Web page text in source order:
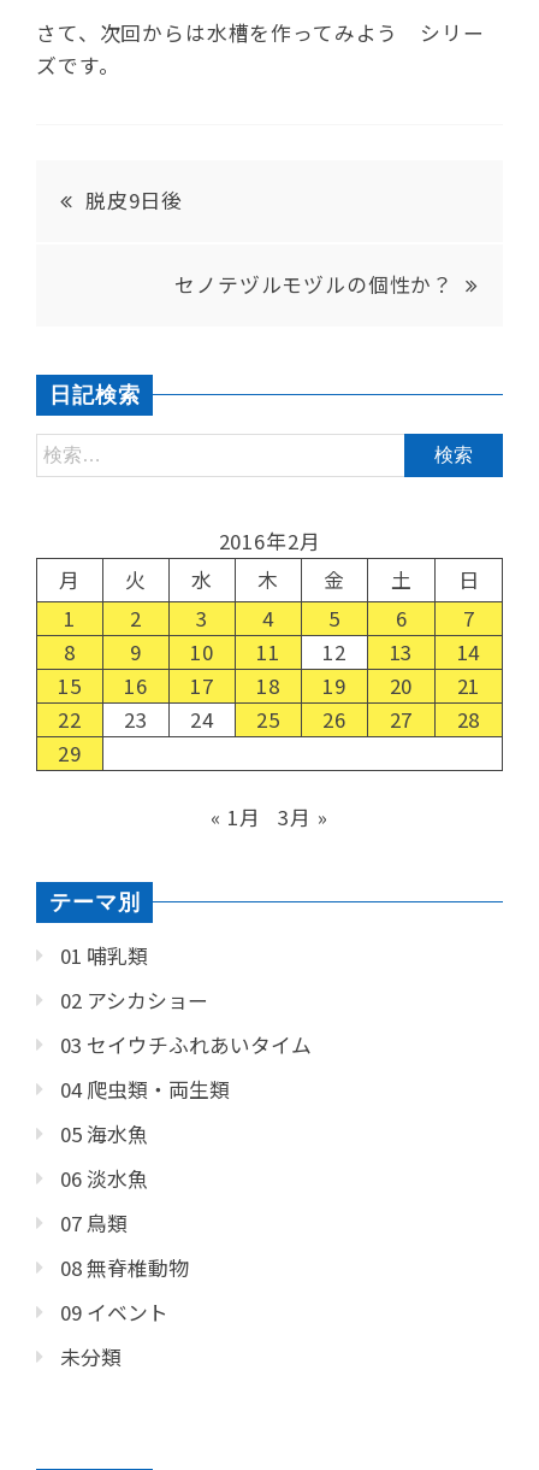
さて、次回からは水槽を作ってみよう シリー
ズです。
脱皮9日後
セノテヅルモヅルの個性か？
日記検索
2016年2月
月
火 水 木 金 土
日
1
2 3 4 5 6
7
8
9 10 11 12 13
14
15
16 17 18 19 20
21
22
23 24 25 26 27
28
29
« 1月 3月 »
テーマ別
01 哺乳類
02 アシカショー
03 セイウチふれあいタイム
04 爬虫類・両生類
05 海水魚
06 淡水魚
07 鳥類
08 無脊椎動物
09 イベント
未分類